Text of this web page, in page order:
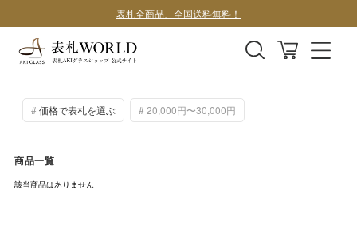
表札全商品、全国送料無料！
デザインサンプル1案100円
価格で表札を選ぶ 20,000円〜30,000円
商品一覧
該当商品はありません